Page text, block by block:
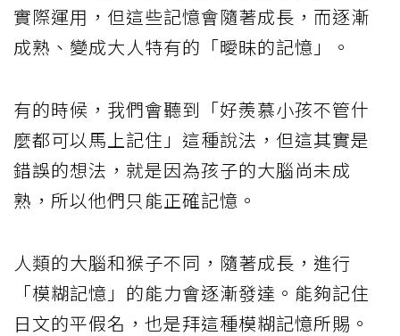
實際運用，但這些記憶會隨著成長，而逐漸
成熟、變成大人特有的「曖昧的記憶」。
有的時候，我們會聽到「好羨慕小孩不管什
麼都可以馬上記住」這種說法，但這其實是
錯誤的想法，就是因為孩子的大腦尚未成
熟，所以他們只能正確記憶。
人類的大腦和猴子不同，隨著成長，進行
「模糊記憶」的能力會逐漸發達。能夠記住
日文的平假名，也是拜這種模糊記憶所賜。